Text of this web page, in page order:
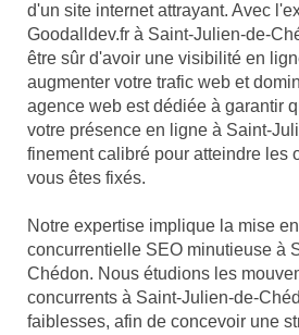
d'un site internet attrayant. Avec
Goodalldev.fr à Saint-Julien-de-
être sûr d'avoir une visibilité en
augmenter votre trafic web et
agence web est dédiée à garantir
votre présence en ligne à Saint-
finement calibré pour atteindre les
vous êtes fixés.
Notre expertise implique la mise
concurrentielle SEO minutieuse à
Chédon. Nous étudions les
concurrents à Saint-Julien-de-
faiblesses, afin de concevoir une